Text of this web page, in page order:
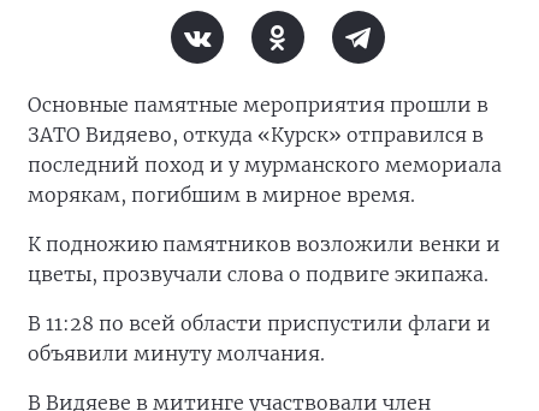
Основные памятные мероприятия прошли в
ЗАТО Видяево, откуда «Курск» отправился в
последний поход и у мурманского мемориала
морякам, погибшим в мирное время.
К подножию памятников возложили венки и
цветы, прозвучали слова о подвиге экипажа.
В 11:28 по всей области приспустили флаги и
объявили минуту молчания.
В Видяеве в митинге участвовали член